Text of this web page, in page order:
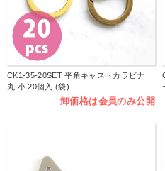
CK1-35-20SET 平角キャストカラビナ
丸 小 20個入 (袋)
卸価格は会員のみ公開